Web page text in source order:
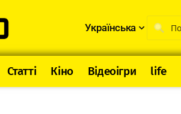
Українська
Статті Кіно Відеоігри life